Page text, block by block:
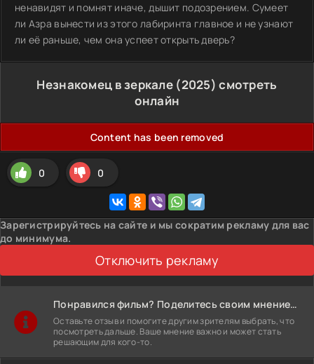
ненавидят и помнят иначе, дышит подозрением. Сумеет
ли Азра вынести из этого лабиринта главное и не узнают
ли её раньше, чем она успеет открыть дверь?
Незнакомец в зеркале (2025) смотреть
онлайн
Content has been removed
0 0
Зарегистрируйтесь на сайте и мы сократим рекламу для вас
до минимума.
Отключить рекламу
Понравился фильм? Поделитесь своим мнением!
Оставьте отзыв и помогите другим зрителям выбрать, что
посмотреть дальше. Ваше мнение важно и может стать
решающим для кого-то.